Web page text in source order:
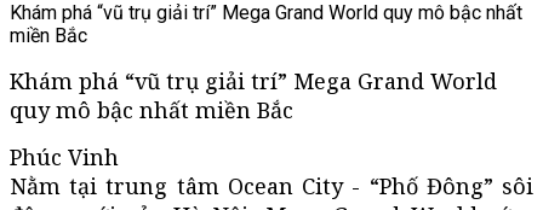
Khám phá “vũ trụ giải trí” Mega Grand World quy mô bậc nhất
miền Bắc
Khám phá “vũ trụ giải trí” Mega Grand World
quy mô bậc nhất miền Bắc
Phúc Vinh
Nằm tại trung tâm Ocean City - “Phố Đông” sôi